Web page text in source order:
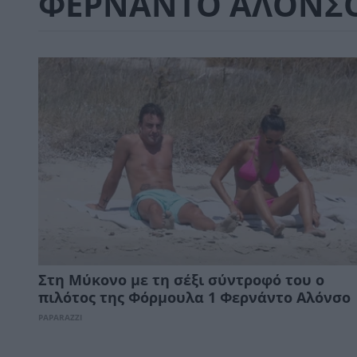
Στη Μύκονο με τη σέξι σύντροφό του ο
πιλότος της Φόρμουλα 1 Φερνάντο Αλόνσο
PAPARAZZI